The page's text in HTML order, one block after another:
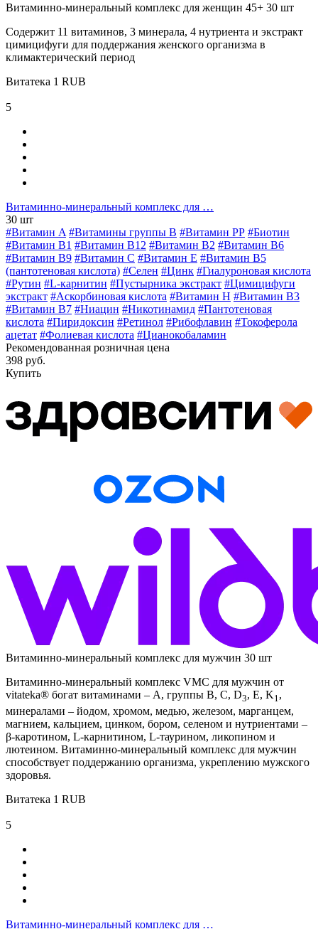
Витаминно-минеральный комплекс для женщин 45+ 30 шт
Содержит 11 витаминов, 3 минерала, 4 нутриента и экстракт
цимицифуги для поддержания женского организма в
климактерический период
Витатека 1 RUB
5
Витаминно-минеральный комплекс для …
30 шт
#Витамин A #Витамины группы В #Витамин РР #Биотин
#Витамин B1 #Витамин B12 #Витамин B2 #Витамин B6
#Витамин B9 #Витамин C #Витамин E #Витамин В5
(пантотеновая кислота) #Селен #Цинк #Гиалуроновая кислота
#Рутин #L-карнитин #Пустырника экстракт #Цимицифуги
экстракт #Аскорбиновая кислота #Витамин H #Витамин В3
#Витамин В7 #Ниацин #Никотинамид #Пантотеновая
кислота #Пиридоксин #Ретинол #Рибофлавин #Токоферола
ацетат #Фолиевая кислота #Цианокобаламин
Рекомендованная розничная цена
398 руб.
Купить
Витаминно-минеральный комплекс для мужчин 30 шт
Витаминно-минеральный комплекс VMC для мужчин от
vitateka® богат витаминами – А, группы В, С, D3, E, K1,
минералами – йодом, хромом, медью, железом, марганцем,
магнием, кальцием, цинком, бором, селеном и нутриентами –
β-каротином, L-карнитином, L-таурином, ликопином и
лютеином. Витаминно-минеральный комплекс для мужчин
способствует поддержанию организма, укреплению мужского
здоровья.
Витатека 1 RUB
5
Витаминно-минеральный комплекс для …